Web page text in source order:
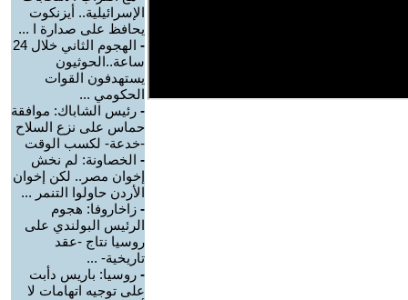
الإسرائيلية.. أيزنكوت
يحافظ على صدارة ا ...
-
الهجوم الثاني خلال 24
ساعة..الحوثيون
يستهدفون القوات
الحكومي ...
- رئيس الشاباك: موافقة
حماس على نزع السلاح
-خدعة- لكسب الوقت
- الخصاونة: لم نخش
إخوان مصر.. لكن إخوان
الأردن حاولوا التنمر ...
- زاخاروفا: هجوم
الرئيس البولندي على
روسيا نتاج -عقد
تاريخية- ...
- روسيا: باريس دأبت
على توجيه اتهامات لا